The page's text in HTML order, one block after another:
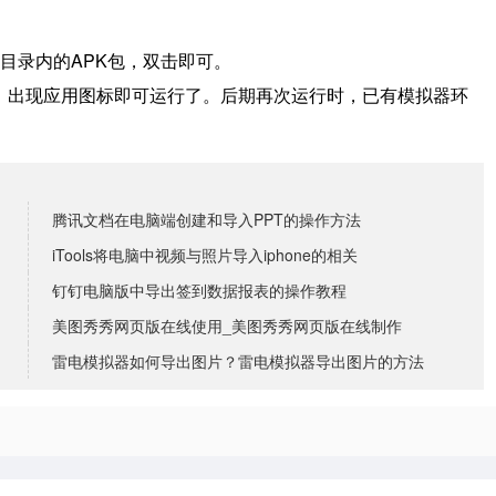
录内的APK包，双击即可。
现应用图标即可运行了。 后期再次运行时，已有模拟器环
腾讯文档在电脑端创建和导入PPT的操作方法
iTools将电脑中视频与照片导入iphone的相关
钉钉电脑版中导出签到数据报表的操作教程
美图秀秀网页版在线使用_美图秀秀网页版在线制作
雷电模拟器如何导出图片？雷电模拟器导出图片的方法